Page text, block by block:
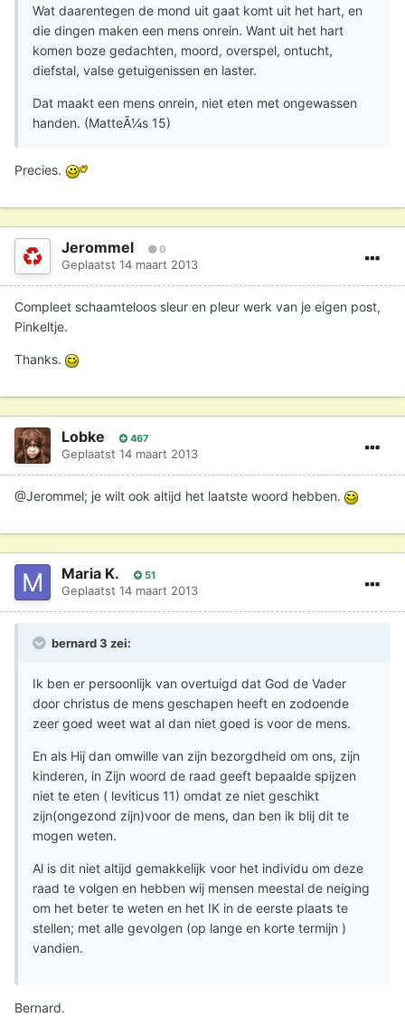
Wat daarentegen de mond uit gaat komt uit het hart, en
die dingen maken een mens onrein. Want uit het hart
komen boze gedachten, moord, overspel, ontucht,
diefstal, valse getuigenissen en laster.
Dat maakt een mens onrein, niet eten met ongewassen
handen. (MatteÃ¼s 15)
Precies.
Jerommel 0
Geplaatst 14 maart 2013
Compleet schaamteloos sleur en pleur werk van je eigen post,
Pinkeltje.
Thanks.
Lobke 467
Geplaatst 14 maart 2013
@Jerommel; je wilt ook altijd het laatste woord hebben.
Maria K. 51
Geplaatst 14 maart 2013
bernard 3 zei:
Ik ben er persoonlijk van overtuigd dat God de Vader
door christus de mens geschapen heeft en zodoende
zeer goed weet wat al dan niet goed is voor de mens.
En als Hij dan omwille van zijn bezorgdheid om ons, zijn
kinderen, in Zijn woord de raad geeft bepaalde spijzen
niet te eten ( leviticus 11) omdat ze niet geschikt
zijn(ongezond zijn)voor de mens, dan ben ik blij dit te
mogen weten.
Al is dit niet altijd gemakkelijk voor het individu om deze
raad te volgen en hebben wij mensen meestal de neiging
om het beter te weten en het IK in de eerste plaats te
stellen; met alle gevolgen (op lange en korte termijn )
vandien.
Bernard.